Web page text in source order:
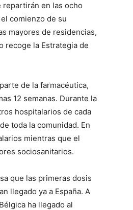
en las ocho
comienzo de su
mayores de residencias,
recoge la Estrategia de
de la farmacéutica,
12 semanas. Durante la
hospitalarios de cada
toda la comunidad. En
mientras que el
sociosanitarios.
que las primeras dosis
llegado ya a España. A
ha llegado al